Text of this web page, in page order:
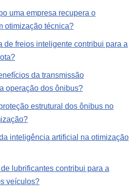
uma empresa recupera o
otimização técnica?
de freios inteligente contribui para a
da transmissão
operação dos ônibus?
estrutural dos ônibus no
inteligência artificial na otimização
lubrificantes contribui para a
veículos?